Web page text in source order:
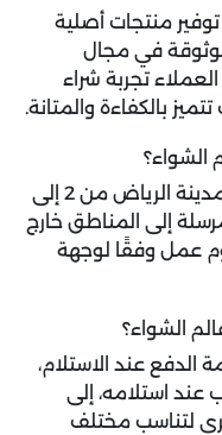
منتجات أصلية
في مجال
تجربة شراء
بالكفاءة والمتانة.
تستغرق طلبات عالم الشواء داخل مدينة الرياض من 2 إلى
إلى المناطق خارج
إلى مدة تتراوح بين 5 و14 يوم عمل وفقًا لوجهة
الشواء؟
الدفع عند الاستلام،
عند استلامه، إلى
لتناسب مختلف